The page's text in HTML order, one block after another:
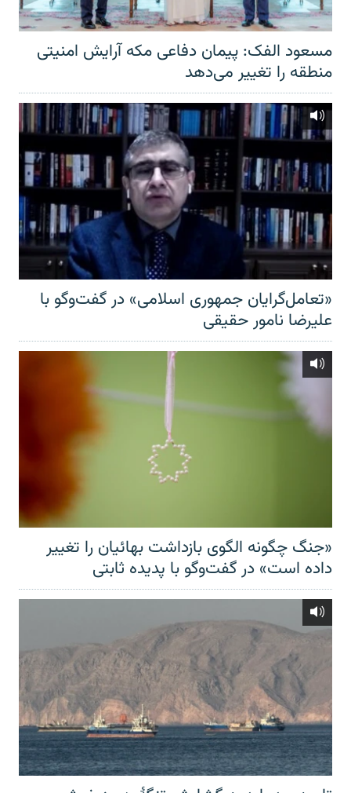
مسعود الفک: پیمان دفاعی مکه آرایش امنیتی
منطقه را تغییر می‌دهد
«تعامل‌گرایان جمهوری اسلامی» در گفت‌وگو با
علیرضا نامور حقیقی
«جنگ چگونه الگوی بازداشت بهائیان را تغییر
داده است» در گفت‌وگو با پدیده ثابتی